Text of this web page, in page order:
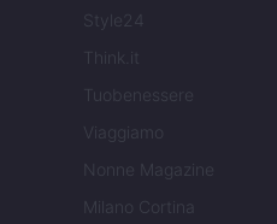
Style24
Think.it
Tuobenessere
Viaggiamo
Nonne Magazine
Milano Cortina